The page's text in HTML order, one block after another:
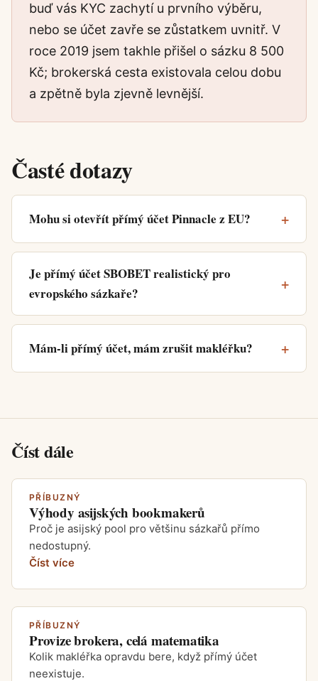
buď vás KYC zachytí u prvního výběru,
nebo se účet zavře se zůstatkem uvnitř. V
roce 2019 jsem takhle přišel o sázku 8 500
Kč; brokerská cesta existovala celou dobu
a zpětně byla zjevně levnější.
Časté dotazy
Mohu si otevřít přímý účet Pinnacle z EU?
Je přímý účet SBOBET realistický pro
evropského sázkaře?
Mám-li přímý účet, mám zrušit makléřku?
Číst dále
PŘÍBUZNÝ
Výhody asijských bookmakerů
Proč je asijský pool pro většinu sázkařů přímo
nedostupný.
Číst více
PŘÍBUZNÝ
Provize brokera, celá matematika
Kolik makléřka opravdu bere, když přímý účet
neexistuje.